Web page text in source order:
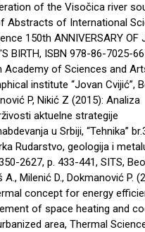
of the Visočica river
Abstracts of International
150th ANNIVERSARY OF
BIRTH, ISBN 978-86-7025-
Academy of Sciences and
institute “Jovan Cvijić”,
P, Nikić Z (2015): Analiza
aktuelne strategije
u Srbiji, “Tehnika”
Rudarstvo, geologija i
2627, p. 433-441, SITS,
A., Milenić D., Dokmanović P.
concept for energy
of space heating and
area, Thermal